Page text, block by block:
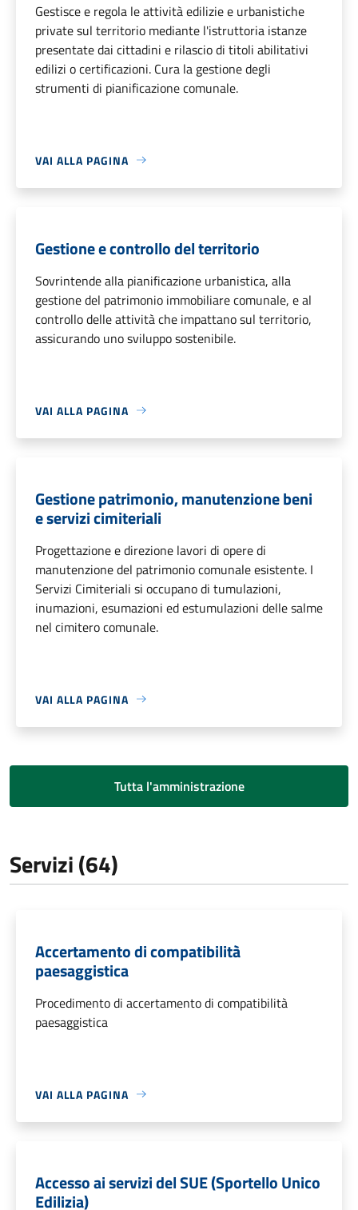
Gestisce e regola le attività edilizie e urbanistiche
private sul territorio mediante l'istruttoria istanze
presentate dai cittadini e rilascio di titoli abilitativi
edilizi o certificazioni. Cura la gestione degli
strumenti di pianificazione comunale.
VAI ALLA PAGINA
Gestione e controllo del territorio
Sovrintende alla pianificazione urbanistica, alla
gestione del patrimonio immobiliare comunale, e al
controllo delle attività che impattano sul territorio,
assicurando uno sviluppo sostenibile.
VAI ALLA PAGINA
Gestione patrimonio, manutenzione beni
e servizi cimiteriali
Progettazione e direzione lavori di opere di
manutenzione del patrimonio comunale esistente. I
Servizi Cimiteriali si occupano di tumulazioni,
inumazioni, esumazioni ed estumulazioni delle salme
nel cimitero comunale.
VAI ALLA PAGINA
Tutta l'amministrazione
Servizi (64)
Accertamento di compatibilità
paesaggistica
Procedimento di accertamento di compatibilità
paesaggistica
VAI ALLA PAGINA
Accesso ai servizi del SUE (Sportello Unico
Edilizia)